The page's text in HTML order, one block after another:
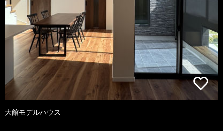
大館モデルハウス